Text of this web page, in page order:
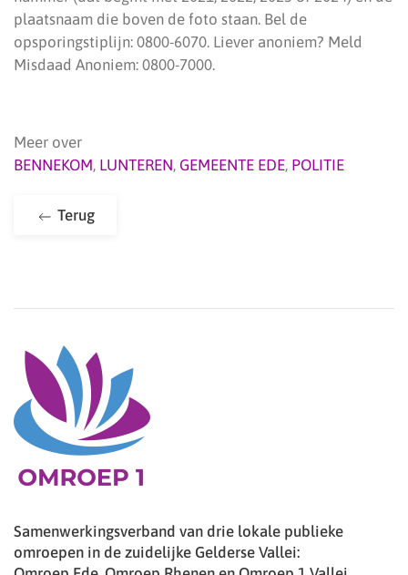
plaatsnaam die boven de foto staan. Bel de
opsporingstiplijn: 0800-6070. Liever anoniem? Meld
Misdaad Anoniem: 0800-7000.
Meer over
BENNEKOM, LUNTEREN, GEMEENTE EDE, POLITIE
Terug
Samenwerkingsverband van drie lokale publieke
omroepen in de zuidelijke Gelderse Vallei: